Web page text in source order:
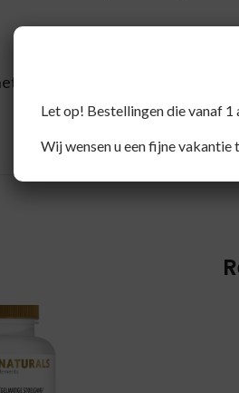
theezakje en laat 7 minuten
Let op! Bestellingen die vanaf
Wij wensen u een fijne vakantie